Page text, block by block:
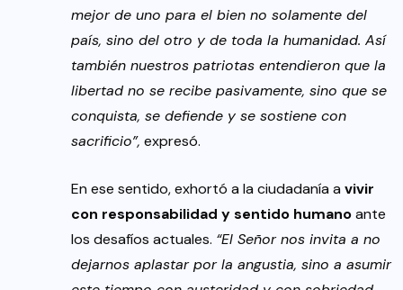
mejor de uno para el bien no solamente del
país, sino del otro y de toda la humanidad. Así
también nuestros patriotas entendieron que la
libertad no se recibe pasivamente, sino que se
conquista, se defiende y se sostiene con
sacrificio”, expresó.
En ese sentido, exhortó a la ciudadanía avivir
con responsabilidad y sentido humanoante
los desafíos actuales. “El Señor nos invita a no
dejarnos aplastar por la angustia, sino a asumir